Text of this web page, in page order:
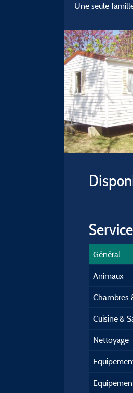
Une seule
Général
Animaux
Chambres
Cuisine &
Nettoyage